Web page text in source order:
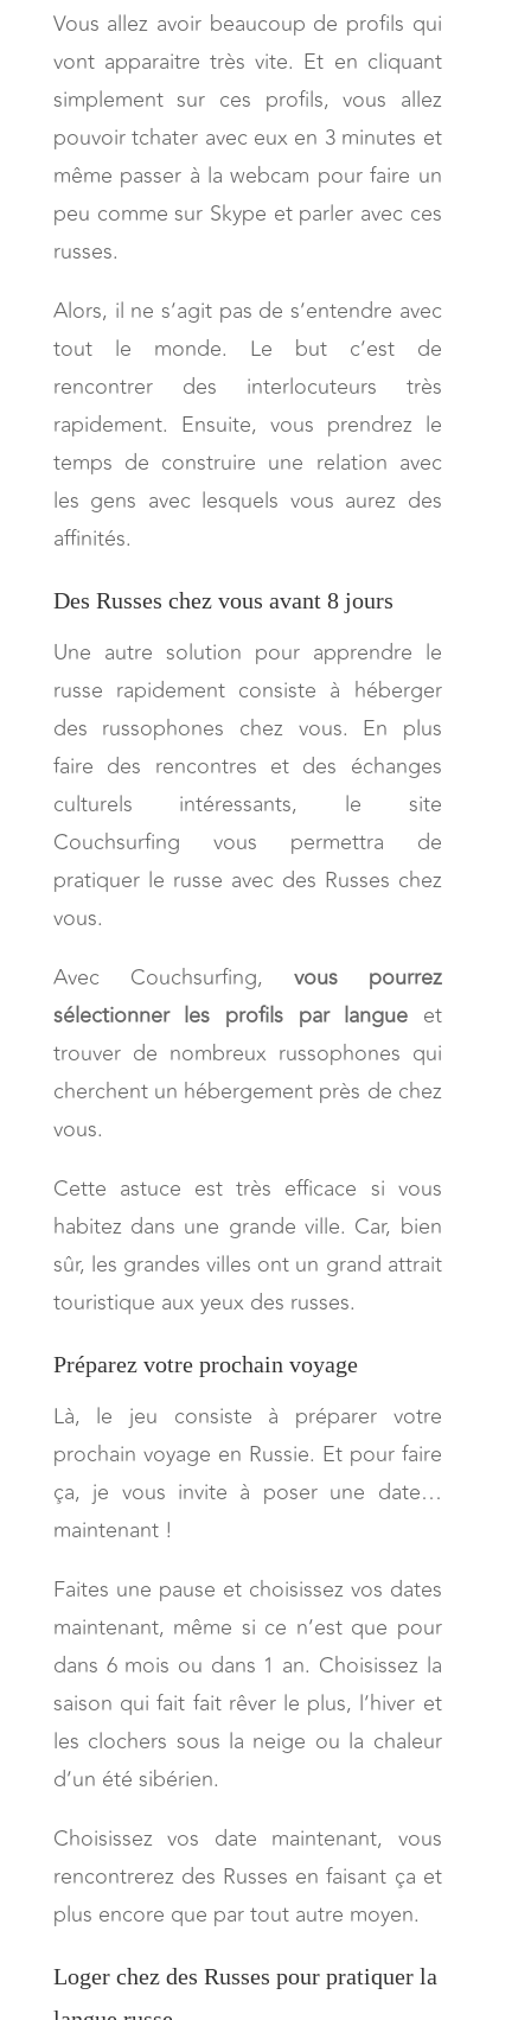
Vous allez avoir beaucoup de profils qui
vont apparaitre très vite. Et en cliquant
simplement sur ces profils, vous allez
pouvoir tchater avec eux en 3 minutes et
même passer à la webcam pour faire un
peu comme sur Skype et parler avec ces
russes.
Alors, il ne s’agit pas de s’entendre avec
tout le monde. Le but c’est de
rencontrer des interlocuteurs très
rapidement. Ensuite, vous prendrez le
temps de construire une relation avec
les gens avec lesquels vous aurez des
affinités.
Des Russes chez vous avant 8 jours
Une autre solution pour apprendre le
russe rapidement consiste à héberger
des russophones chez vous. En plus
faire des rencontres et des échanges
culturels intéressants, le site
Couchsurfing vous permettra de
pratiquer le russe avec des Russes chez
vous.
Avec Couchsurfing, vous pourrez
sélectionner les profils par langue et
trouver de nombreux russophones qui
cherchent un hébergement près de chez
vous.
Cette astuce est très efficace si vous
habitez dans une grande ville. Car, bien
sûr, les grandes villes ont un grand attrait
touristique aux yeux des russes.
Préparez votre prochain voyage
Là, le jeu consiste à préparer votre
prochain voyage en Russie. Et pour faire
ça, je vous invite à poser une date…
maintenant !
Faites une pause et choisissez vos dates
maintenant, même si ce n’est que pour
dans 6 mois ou dans 1 an. Choisissez la
saison qui fait fait rêver le plus, l’hiver et
les clochers sous la neige ou la chaleur
d’un été sibérien.
Choisissez vos date maintenant, vous
rencontrerez des Russes en faisant ça et
plus encore que par tout autre moyen.
Loger chez des Russes pour pratiquer la